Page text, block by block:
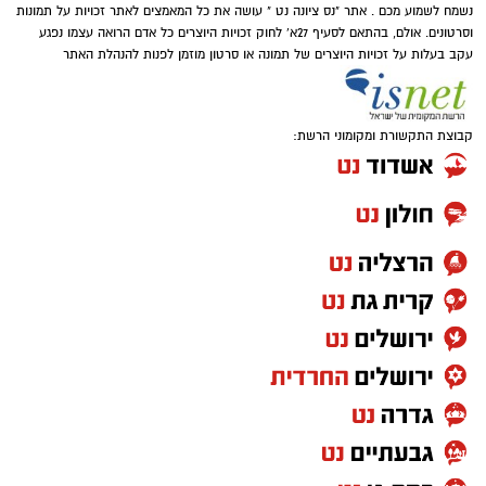
לפנסיונרים אלפי שקלים
בואו אם כן נלמד כיצד התורה מגדירה את האדם
ה'נזקק' בהקשר של מצוות ה'צדקה' הנאמרת
בפרשת השבוע וכך נאמר: "כי יהיה בך אביון..." מה
פשר המונח 'בך' אביון?.
וכי האביון הוא בי הרי האביון הוא זולתי? אלא
איזהו אביון שהוא 'בך' כלומר, שהוא תלוי בך בלבד,
נשמח לשמוע מכם . אתר "נס ציונה נט " עושה את כל המאמצים לאתר זכויות על תמונות
וסרטונים. אולם, בהתאם לסעיף 27א' לחוק זכויות היוצרים כל אדם הרואה עצמו נפגע
עקב בעלות על זכויות היוצרים של תמונה או סרטון מוזמן לפנות להנהלת האתר
קבוצת התקשורת ומקומוני הרשת: